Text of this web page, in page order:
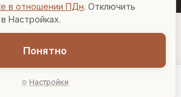
− 1
в отношении ПДн. Отключить
Настройках.
Понятно
Настройки
Подарок до 5000₽ Сочетание металлов